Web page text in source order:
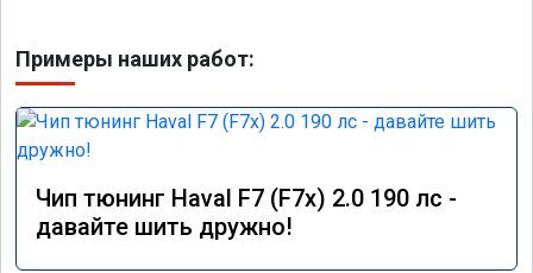
Примеры наших работ:
Чип тюнинг Haval F7 (F7x) 2.0 190 лс -
давайте шить дружно!